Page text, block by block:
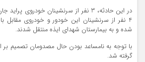
در این حادثه، 3 نفر از سرنشینان خودروی
4 نفر از سرنشینان این خودور و خودروی
شده و به بیمارستان شهدای ایذه منتقل شدند.
با توجه به نامساعد بودن حال مصدومان تصمیم بر
گرفته شد.